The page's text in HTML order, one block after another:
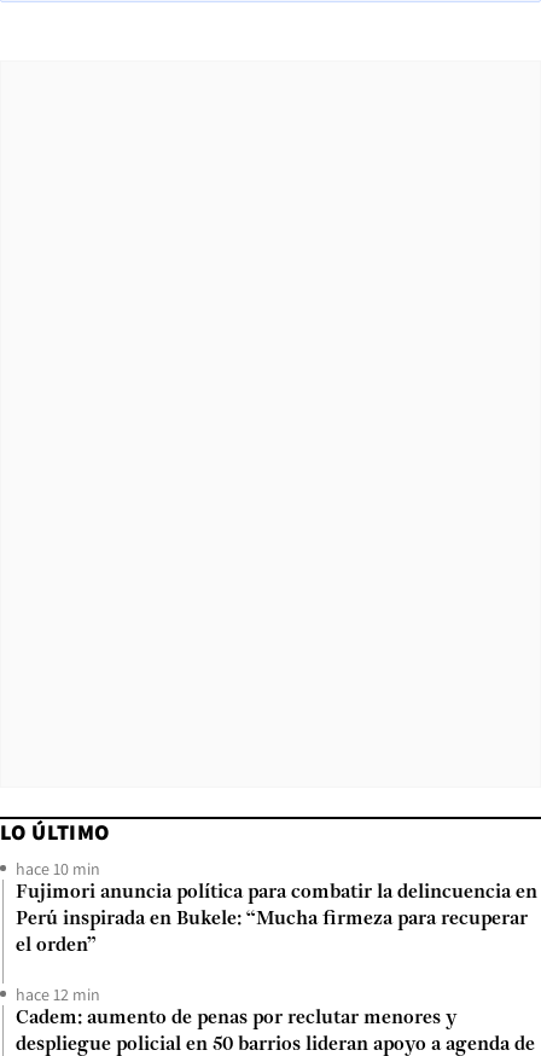
LO ÚLTIMO
hace 10 min
Fujimori anuncia política para combatir la delincuencia en
Perú inspirada en Bukele: “Mucha firmeza para recuperar
el orden”
hace 12 min
Cadem: aumento de penas por reclutar menores y
despliegue policial en 50 barrios lideran apoyo a agenda de